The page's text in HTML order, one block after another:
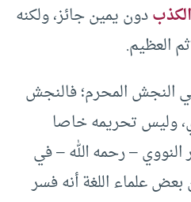
الكذبدون يمين جائز، ولكنه
العظيم.
النجش المحرم؛ فالنجش
وليس تحريمه خاصا
النووي – رحمه الله – في
علماء اللغة أنه فسر